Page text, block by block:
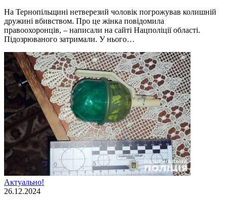
На Тернопільщині нетверезий чоловік погрожував колишній
дружині вбивством. Про це жінка повідомила
правоохоронців, – написали на сайті Нацполіції області.
Підозрюваного затримали. У нього…
Актуально!
26.12.2024